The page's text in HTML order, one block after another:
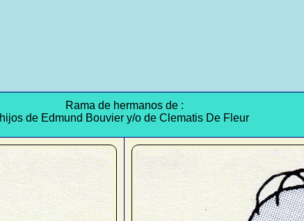
Rama de hermanos de :
hijos de Edmund Bouvier y/o de Clematis De Fleur